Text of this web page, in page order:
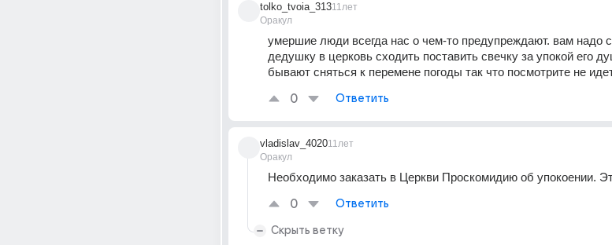
tolko_tvoia_313
Оракул
11лет
умершие люди всегда нас о чем-то предупреждают. вам надо
дедушку в церковь сходить поставить свечку за упокой его
бывают сняться к перемене погоды так что посмотрите не
0 Ответить
vladislav_4020
Оракул
11лет
Необходимо заказать в Церкви Проскомидию об упокоении.
0 Ответить
Скрыть ветку